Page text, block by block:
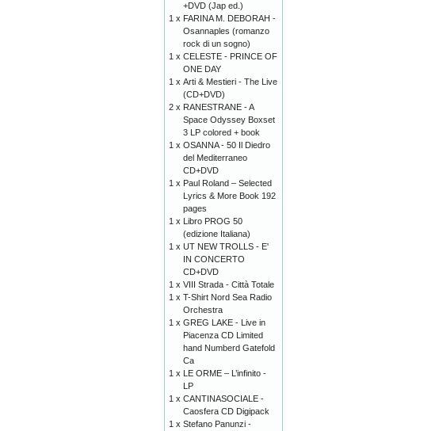
+DVD (Jap ed.)
1 x FARINA M. DEBORAH -
Osannaples (romanzo
rock di un sogno)
1 x CELESTE - PRINCE OF
ONE DAY
1 x Arti & Mestieri - The Live
(CD+DVD)
2 x RANESTRANE - A
Space Odyssey Boxset
3 LP colored + book
1 x OSANNA - 50 Il Diedro
del Mediterraneo
CD+DVD
1 x Paul Roland – Selected
Lyrics & More Book 192
pages
1 x Libro PROG 50
(edizione Italiana)
1 x UT NEW TROLLS - E'
IN CONCERTO
CD+DVD
1 x VIII Strada - Città Totale
1 x T-Shirt Nord Sea Radio
Orchestra
1 x GREG LAKE - Live in
Piacenza CD Limited
hand Numberd Gatefold
Ca
1 x LE ORME – L’infinito -
LP
1 x CANTINASOCIALE -
Caosfera CD Digipack
1 x Stefano Panunzi -